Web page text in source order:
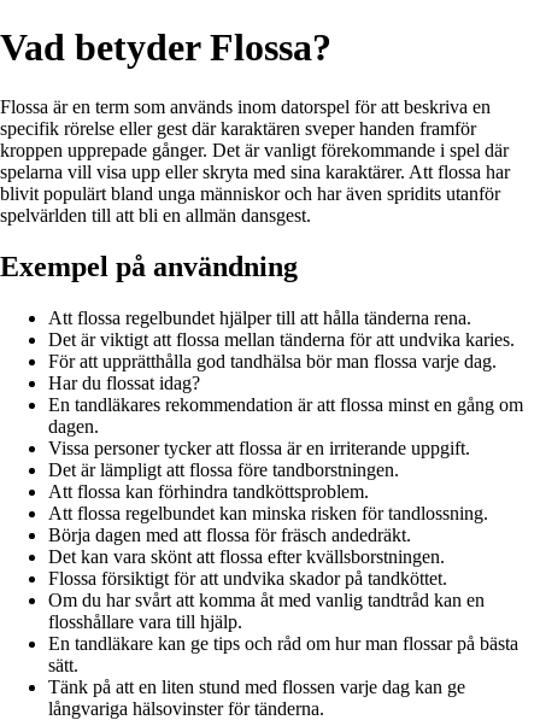
Vad betyder Flossa?
Flossa är en term som används inom datorspel för att beskriva en
specifik rörelse eller gest där karaktären sveper handen framför
kroppen upprepade gånger. Det är vanligt förekommande i spel där
spelarna vill visa upp eller skryta med sina karaktärer. Att flossa har
blivit populärt bland unga människor och har även spridits utanför
spelvärlden till att bli en allmän dansgest.
Exempel på användning
Att flossa regelbundet hjälper till att hålla tänderna rena.
Det är viktigt att flossa mellan tänderna för att undvika karies.
För att upprätthålla god tandhälsa bör man flossa varje dag.
Har du flossat idag?
En tandläkares rekommendation är att flossa minst en gång om
dagen.
Vissa personer tycker att flossa är en irriterande uppgift.
Det är lämpligt att flossa före tandborstningen.
Att flossa kan förhindra tandköttsproblem.
Att flossa regelbundet kan minska risken för tandlossning.
Börja dagen med att flossa för fräsch andedräkt.
Det kan vara skönt att flossa efter kvällsborstningen.
Flossa försiktigt för att undvika skador på tandköttet.
Om du har svårt att komma åt med vanlig tandtråd kan en
flosshållare vara till hjälp.
En tandläkare kan ge tips och råd om hur man flossar på bästa
sätt.
Tänk på att en liten stund med flossen varje dag kan ge
långvariga hälsovinster för tänderna.